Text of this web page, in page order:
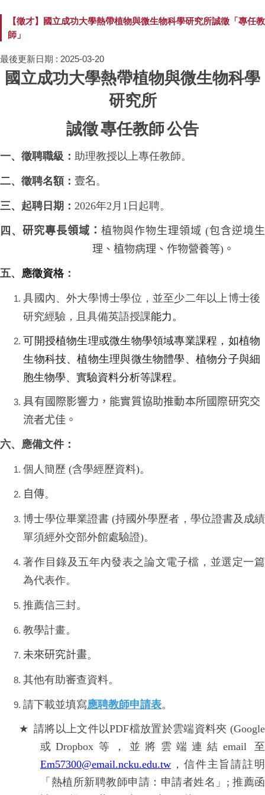
【徵才】國立成功大學熱帶植物與微生物科學研究所誠徵「專任教
師」
最後更新日期 : 2025-03-20
國立成功大學熱帶植物與微生物科學
研究所
誠徵專任教師公告
一、徵聘職級： 助理教授以上專任教師。
二、徵聘名額： 壹名。
三、起聘日期： 2026年2 月 1 日起聘。
四、 研究專長領域： 植物與作物生理領域 (包含逆境生
理、植物病理、作物營養等) 。
五、 應徵資格：
具國內、外大學博士學位，並至少二年以上博士後
研究經驗，且具備英語授課能力。
可開授植物生理或微生物學領域專業課程，如植物
生物科技、植物生理與微生物體學、植物分子與細
胞生物學、實驗資料分析等課程。
具有國際影響力，能實質協助推動本所國際研究交
流者尤佳。
六、應備文件：
個人簡歷 (含學經歷資料)。
自傳。
博士學位畢業證書(持國外學歷者，學位證書及成績
單須經外交部外館處驗證)。
著作目錄及五年內發表之論文電子檔，並選定一篇
為代表作。
推薦信三封。
教學計畫。
未來研究計畫。
其他有助審查資料。
請下載並填寫應聘教師申請表。
★ 請將以上文件以PDF檔放置於雲端資料夾 (Google
或Dropbox 等，並將雲端連結 email 至
Em57300@email.ncku.edu.tw ，信件主旨請註明
「熱植所新聘教師申請：申請者姓名」 ; 推薦函